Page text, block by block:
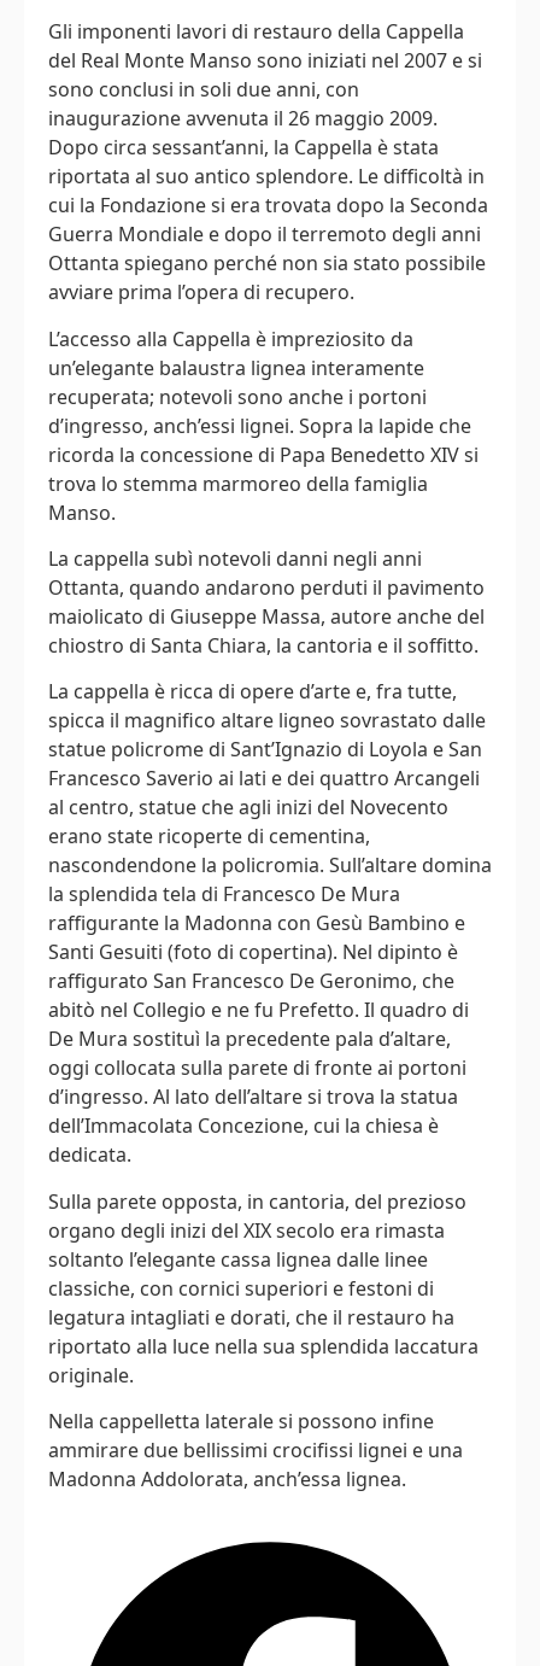
Gli imponenti lavori di restauro della Cappella
del Real Monte Manso sono iniziati nel 2007 e si
sono conclusi in soli due anni, con
inaugurazione avvenuta il 26 maggio 2009.
Dopo circa sessant’anni, la Cappella è stata
riportata al suo antico splendore. Le difficoltà in
cui la Fondazione si era trovata dopo la Seconda
Guerra Mondiale e dopo il terremoto degli anni
Ottanta spiegano perché non sia stato possibile
avviare prima l’opera di recupero.
L’accesso alla Cappella è impreziosito da
un’elegante balaustra lignea interamente
recuperata; notevoli sono anche i portoni
d’ingresso, anch’essi lignei. Sopra la lapide che
ricorda la concessione di Papa Benedetto XIV si
trova lo stemma marmoreo della famiglia
Manso.
La cappella subì notevoli danni negli anni
Ottanta, quando andarono perduti il pavimento
maiolicato di Giuseppe Massa, autore anche del
chiostro di Santa Chiara, la cantoria e il soffitto.
La cappella è ricca di opere d’arte e, fra tutte,
spicca il magnifico altare ligneo sovrastato dalle
statue policrome di Sant’Ignazio di Loyola e San
Francesco Saverio ai lati e dei quattro Arcangeli
al centro, statue che agli inizi del Novecento
erano state ricoperte di cementina,
nascondendone la policromia. Sull’altare domina
la splendida tela di Francesco De Mura
raffigurante la Madonna con Gesù Bambino e
Santi Gesuiti (foto di copertina). Nel dipinto è
raffigurato San Francesco De Geronimo, che
abitò nel Collegio e ne fu Prefetto. Il quadro di
De Mura sostituì la precedente pala d’altare,
oggi collocata sulla parete di fronte ai portoni
d’ingresso. Al lato dell’altare si trova la statua
dell’Immacolata Concezione, cui la chiesa è
dedicata.
Sulla parete opposta, in cantoria, del prezioso
organo degli inizi del XIX secolo era rimasta
soltanto l’elegante cassa lignea dalle linee
classiche, con cornici superiori e festoni di
legatura intagliati e dorati, che il restauro ha
riportato alla luce nella sua splendida laccatura
originale.
Nella cappelletta laterale si possono infine
ammirare due bellissimi crocifissi lignei e una
Madonna Addolorata, anch’essa lignea.